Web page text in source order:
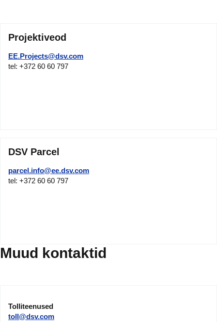
Projektiveod
EE.Projects@dsv.com
tel: +372 60 60 797
DSV Parcel
parcel.info@ee.dsv.com
tel: +372 60 60 797
Muud kontaktid
Tolliteenused
toll@dsv.com